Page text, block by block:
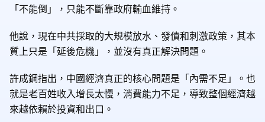
「不能倒」，只能不斷靠政府輸血維持。
他說，現在中共採取的大規模放水、發債和刺激政策，其本
質上只是「延後危機」，並沒有真正解決問題。
許成鋼指出，中國經濟真正的核心問題是「內需不足」。也
就是老百姓收入增長太慢，消費能力不足，導致整個經濟越
來越依賴於投資和出口。